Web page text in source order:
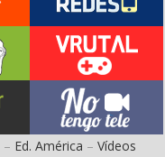
– Ed. América – Vídeos